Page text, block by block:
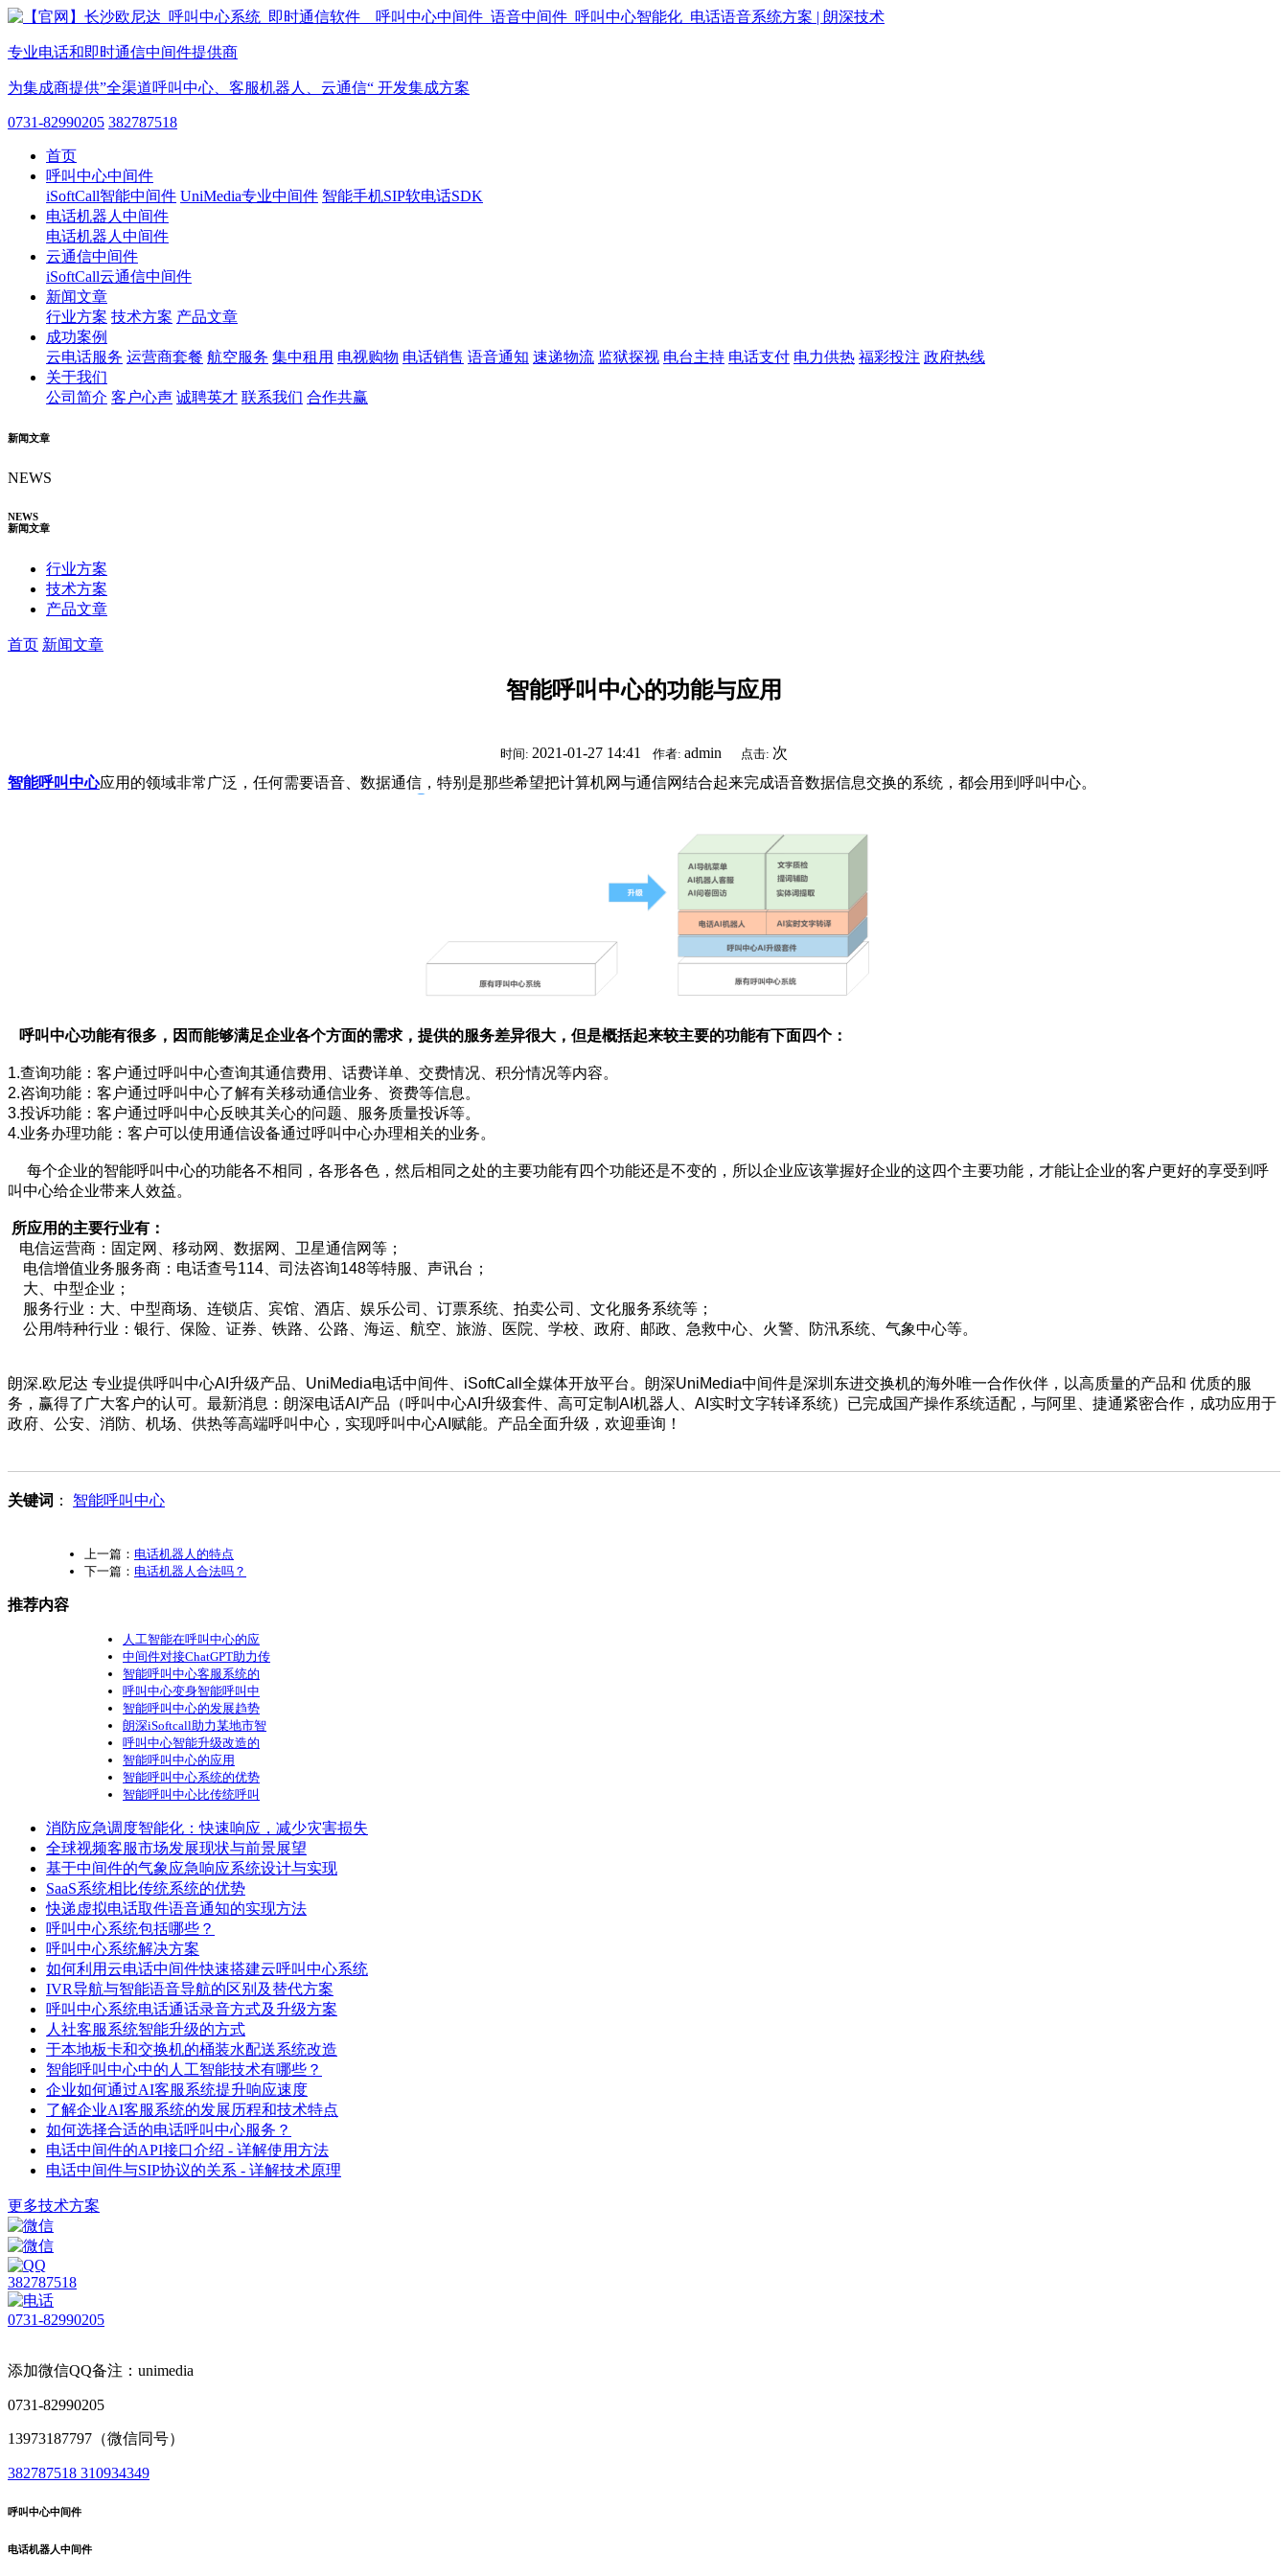
专业电话和即时通信中间件提供商
为集成商提供”全渠道呼叫中心、客服机器人、云通信“ 开发集成方案
0731-82990205 382787518
首页
呼叫中心中间件
iSoftCall智能中间件 UniMedia专业中间件 智能手机SIP软电话SDK
电话机器人中间件
电话机器人中间件
云通信中间件
iSoftCall云通信中间件
新闻文章
行业方案 技术方案 产品文章
成功案例
云电话服务 运营商套餐 航空服务 集中租用 电视购物 电话销售 语音通知 速递物流 监狱探视 电台主持 电话支付 电力供热 福彩投注 政府热线
关于我们
公司简介 客户心声 诚聘英才 联系我们 合作共赢
新闻文章
NEWS
NEWS
新闻文章
行业方案
技术方案
产品文章
首页 新闻文章
智能呼叫中心的功能与应用
时间: 2021-01-27 14:41 作者: admin 点击: 次
智能呼叫中心应用的领域非常广泛，任何需要语音、数据通信，特别是那些希望把计算机网与通信网结合起来完成语音数据信息交换的系统，都会用到呼叫中心。
呼叫中心功能有很多，因而能够满足企业各个方面的需求，提供的服务差异很大，但是概括起来较主要的功能有下面四个：
1.查询功能：客户通过呼叫中心查询其通信费用、话费详单、交费情况、积分情况等内容。
2.咨询功能：客户通过呼叫中心了解有关移动通信业务、资费等信息。
3.投诉功能：客户通过呼叫中心反映其关心的问题、服务质量投诉等。
4.业务办理功能：客户可以使用通信设备通过呼叫中心办理相关的业务。
每个企业的智能呼叫中心的功能各不相同，各形各色，然后相同之处的主要功能有四个功能还是不变的，所以企业应该掌握好企业的这四个主要功能，才能让企业的客户更好的享受到呼
叫中心给企业带来人效益。
所应用的主要行业有：
电信运营商：固定网、移动网、数据网、卫星通信网等；
电信增值业务服务商：电话查号114、司法咨询148等特服、声讯台；
大、中型企业；
服务行业：大、中型商场、连锁店、宾馆、酒店、娱乐公司、订票系统、拍卖公司、文化服务系统等；
公用/特种行业：银行、保险、证券、铁路、公路、海运、航空、旅游、医院、学校、政府、邮政、急救中心、火警、防汛系统、气象中心等。
朗深.欧尼达 专业提供呼叫中心AI升级产品、UniMedia电话中间件、iSoftCall全媒体开放平台。朗深UniMedia中间件是深圳东进交换机的海外唯一合作伙伴，以高质量的产品和 优质的服
务，赢得了广大客户的认可。最新消息：朗深电话AI产品（呼叫中心AI升级套件、高可定制AI机器人、AI实时文字转译系统）已完成国产操作系统适配，与阿里、捷通紧密合作，成功应用于
政府、公安、消防、机场、供热等高端呼叫中心，实现呼叫中心AI赋能。产品全面升级，欢迎垂询！
关键词 ： 智能呼叫中心
上一篇： 电话机器人的特点
下一篇： 电话机器人合法吗？
推荐内容
人工智能在呼叫中心的应
中间件对接ChatGPT助力传
智能呼叫中心客服系统的
呼叫中心变身智能呼叫中
智能呼叫中心的发展趋势
朗深iSoftcall助力某地市智
呼叫中心智能升级改造的
智能呼叫中心的应用
智能呼叫中心系统的优势
智能呼叫中心比传统呼叫
消防应急调度智能化：快速响应，减少灾害损失
全球视频客服市场发展现状与前景展望
基于中间件的气象应急响应系统设计与实现
SaaS系统相比传统系统的优势
快递虚拟电话取件语音通知的实现方法
呼叫中心系统包括哪些？
呼叫中心系统解决方案
如何利用云电话中间件快速搭建云呼叫中心系统
IVR导航与智能语音导航的区别及替代方案
呼叫中心系统电话通话录音方式及升级方案
人社客服系统智能升级的方式
于本地板卡和交换机的桶装水配送系统改造
智能呼叫中心中的人工智能技术有哪些？
企业如何通过AI客服系统提升响应速度
了解企业AI客服系统的发展历程和技术特点
如何选择合适的电话呼叫中心服务？
电话中间件的API接口介绍 - 详解使用方法
电话中间件与SIP协议的关系 - 详解技术原理
更多技术方案
382787518
0731-82990205
添加微信QQ备注：unimedia
0731-82990205
13973187797（微信同号）
382787518 310934349
呼叫中心中间件
电话机器人中间件